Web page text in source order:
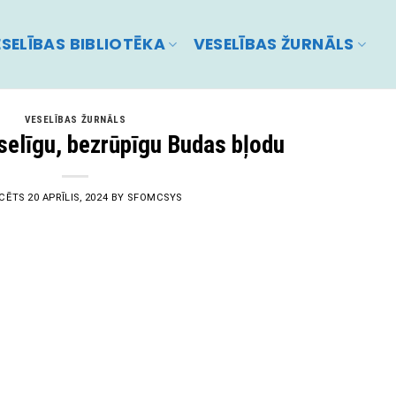
BIBLIOTĒKA VESELĪBAS ŽURNĀLS
VESELĪBAS ŽURNĀLS
bezrūpīgu Budas bļodu
20 APRĪLIS, 2024 BY SFOMCSYS